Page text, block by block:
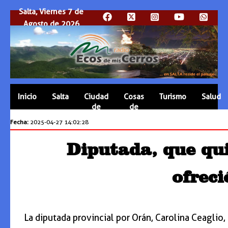
Salta, Viernes 7 de
Agosto de 2026
Inicio Salta
Ciudad
de
Cosas
de
Turismo Salud
Fecha: 2025-04-27 14:02:28
Diputada, que
La diputada provincial por Orán, Carolina